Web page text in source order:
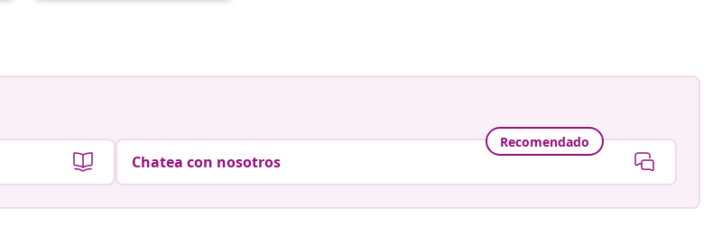
Recomendado
Chatea con nosotros